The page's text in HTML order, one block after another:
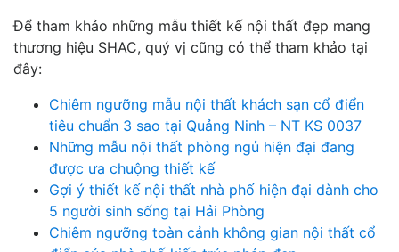
Để tham khảo những mẫu thiết kế nội thất đẹp mang
thương hiệu SHAC, quý vị cũng có thể tham khảo tại
đây:
Chiêm ngưỡng mẫu nội thất khách sạn cổ điển
tiêu chuẩn 3 sao tại Quảng Ninh – NT KS 0037
Những mẫu nội thất phòng ngủ hiện đại đang
được ưa chuộng thiết kế
Gợi ý thiết kế nội thất nhà phố hiện đại dành cho
5 người sinh sống tại Hải Phòng
Chiêm ngưỡng toàn cảnh không gian nội thất cổ